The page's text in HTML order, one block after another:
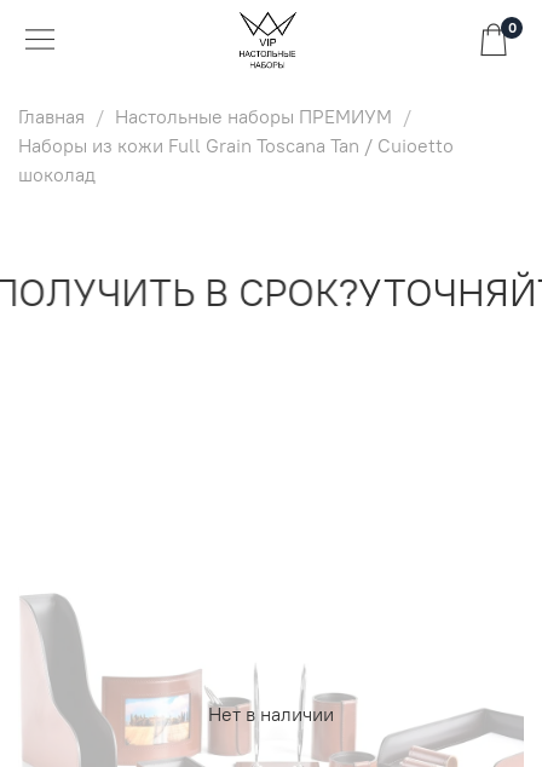
0
Главная
Настольные наборы ПРЕМИУМ
Наборы из кожи Full Grain Toscana Tan / Cuioetto
шоколад
В СРОК?
Нет в наличии